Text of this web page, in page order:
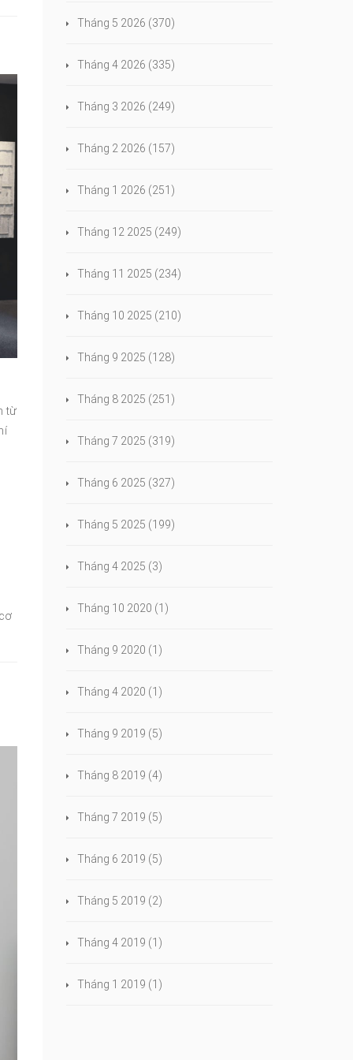
từ
Tháng 5 2026 (370)
Tháng 4 2026 (335)
Tháng 3 2026 (249)
Tháng 2 2026 (157)
Tháng 1 2026 (251)
Tháng 12 2025 (249)
Tháng 11 2025 (234)
Tháng 10 2025 (210)
Tháng 9 2025 (128)
Tháng 8 2025 (251)
Tháng 7 2025 (319)
Tháng 6 2025 (327)
Tháng 5 2025 (199)
Tháng 4 2025 (3)
Tháng 10 2020 (1)
Tháng 9 2020 (1)
Tháng 4 2020 (1)
Tháng 9 2019 (5)
Tháng 8 2019 (4)
Tháng 7 2019 (5)
Tháng 6 2019 (5)
Tháng 5 2019 (2)
Tháng 4 2019 (1)
Tháng 1 2019 (1)